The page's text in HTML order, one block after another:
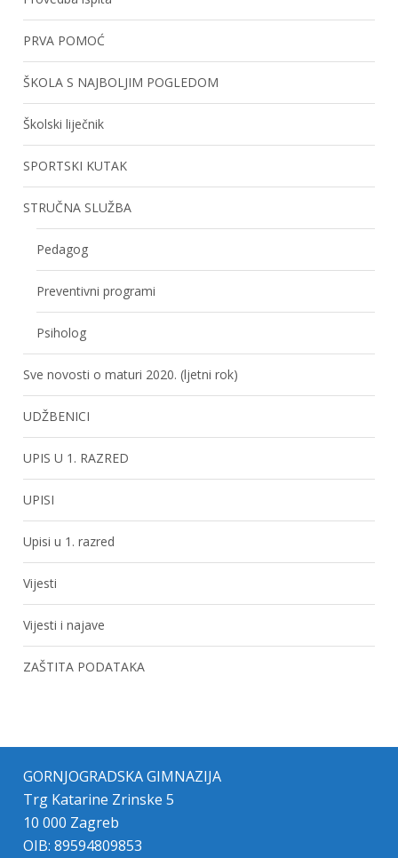
PRVA POMOĆ
ŠKOLA S NAJBOLJIM POGLEDOM
Školski liječnik
SPORTSKI KUTAK
STRUČNA SLUŽBA
Pedagog
Preventivni programi
Psiholog
Sve novosti o maturi 2020. (ljetni rok)
UDŽBENICI
UPIS U 1. RAZRED
UPISI
Upisi u 1. razred
Vijesti
Vijesti i najave
ZAŠTITA PODATAKA
GORNJOGRADSKA GIMNAZIJA
Trg Katarine Zrinske 5
10 000 Zagreb
OIB: 89594809853